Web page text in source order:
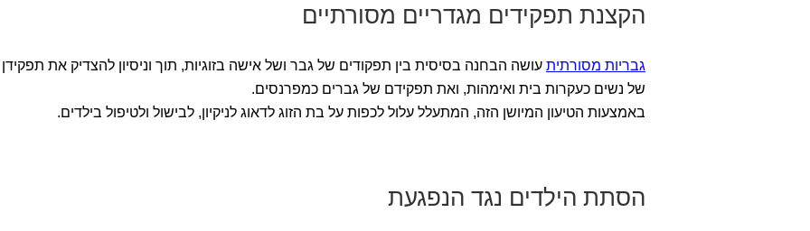
הקצנת תפקידים מגדריים מסורתיים
גבריות מסורתית עושה הבחנה בסיסית בין תפקודים של גבר ושל אישה בזוגיות, תוך וניסיון להצדיק את תפקידן
של נשים כעקרות בית ואימהות, ואת תפקידם של גברים כמפרנסים.
באמצעות הטיעון המיושן הזה, המתעלל עלול לכפות על בת הזוג לדאוג לניקיון, לבישול ולטיפול בילדים.
הסתת הילדים נגד הנפגעת